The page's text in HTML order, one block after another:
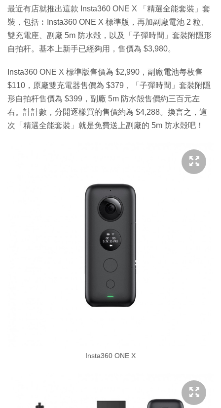
最近有店就推出這款 Insta360 ONE X 「精選全能套裝」套
裝，包括︰Insta360 ONE X 標準版，再加副廠電池 2 粒、
雙充電座、副廠 5m 防水殻，以及「子彈時間」套裝附隱形
自拍杆。基本上新手已經夠用，售價為 $3,980。
Insta360 ONE X 標準版售價為 $2,990，副廠電池每枚售
$110，原廠雙充電器售價為 $379，「子彈時間」套裝附隱
形自拍杆售價為 $399，副廠 5m 防水殻售價約三百元左
右。計計數，分開逐樣買的售價約為 $4,288。換言之，這
次「精選全能套裝」就是免費送上副廠的 5m 防水殻吧！
Insta360 ONE X